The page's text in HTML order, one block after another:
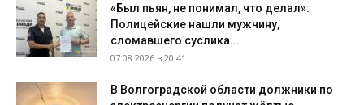
«Был пьян, не понимал, что делал»:
Полицейские нашли мужчину,
сломавшего суслика...
07.08.2026 в 20:41
В Волгоградской области должники по